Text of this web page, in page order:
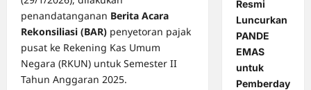
penandatanganan Berita Acara
Rekonsiliasi (BAR) penyetoran pajak
pusat ke Rekening Kas Umum
Negara (RKUN) untuk Semester II
Tahun Anggaran 2025.
Resmi
Luncurkan
PANDE
EMAS
untuk
Pemberday